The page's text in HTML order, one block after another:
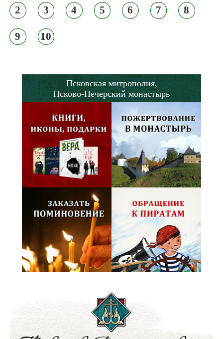
2 3 4 5 6 7 8
9 10
Псковская митрополия,
Псково-Печерский монастырь